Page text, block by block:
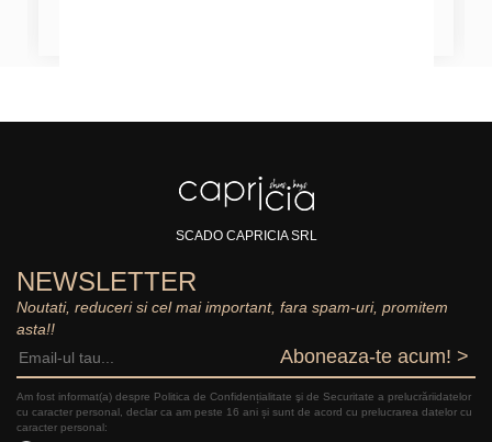
SCADO CAPRICIA SRL
NEWSLETTER
Noutati, reduceri si cel mai important, fara spam-uri, promitem
asta!!
Aboneaza-te acum! >
Am fost informat(a) despre Politica de Confidențialitate şi de Securitate a prelucrăriidatelor
cu caracter personal, declar ca am peste 16 ani și sunt de acord cu prelucrarea datelor cu
caracter personal: